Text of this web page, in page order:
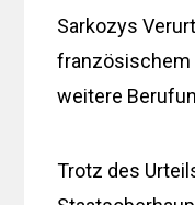
Sarkozys
französischem
weitere
Trotz des